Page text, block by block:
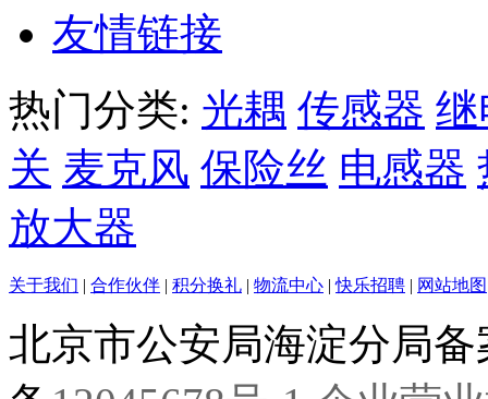
友情链接
热门分类: 光耦 传感器 继
关 麦克风 保险丝 电感器
放大器
关于我们 | 合作伙伴 | 积分换礼 | 物流中心 | 快乐招聘 | 网站地图
北京市公安局海淀分局备